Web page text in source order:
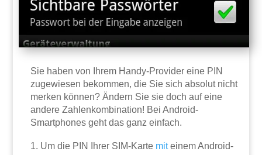
Sie haben von Ihrem Handy-Provider eine PIN
zugewiesen bekommen, die Sie sich absolut nicht
merken können? Ändern Sie sie doch auf eine
andere Zahlenkombination! Bei Android-
Smartphones geht das ganz einfach.
Um die PIN Ihrer SIM-Karte miteinem Android-